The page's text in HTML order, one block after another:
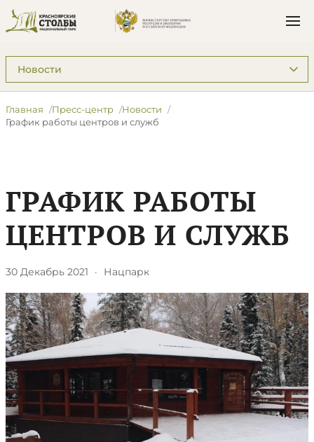
Подразделы: Пресс-центр
Главная Пресс-центр
Новости
График работы центров и служб
ГРАФИК РАБОТЫ
ЦЕНТРОВ И СЛУЖБ
30 Декабрь 2021 · Нацпарк